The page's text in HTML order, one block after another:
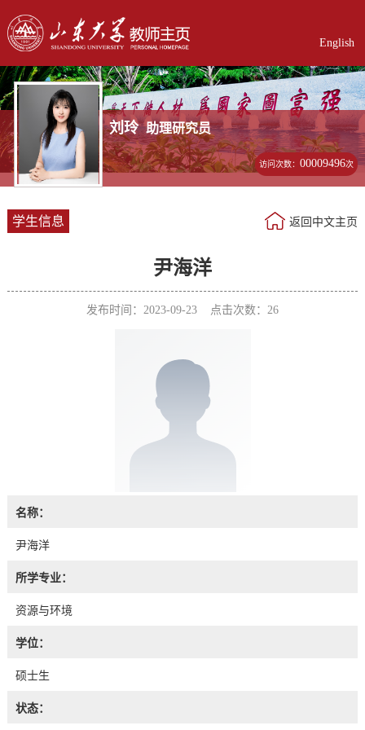
English
刘玲 助理研究员
访问次数：00009496次
学生信息 返回中文主页
尹海洋
发布时间：2023-09-23 点击次数： 26
名称：
尹海洋
所学专业：
资源与环境
学位：
硕士生
状态：